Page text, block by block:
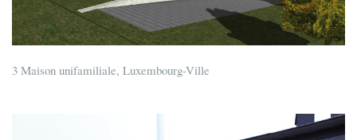
3 Maison unifamiliale, Luxembourg-Ville